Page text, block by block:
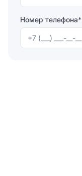
Номер телефона*